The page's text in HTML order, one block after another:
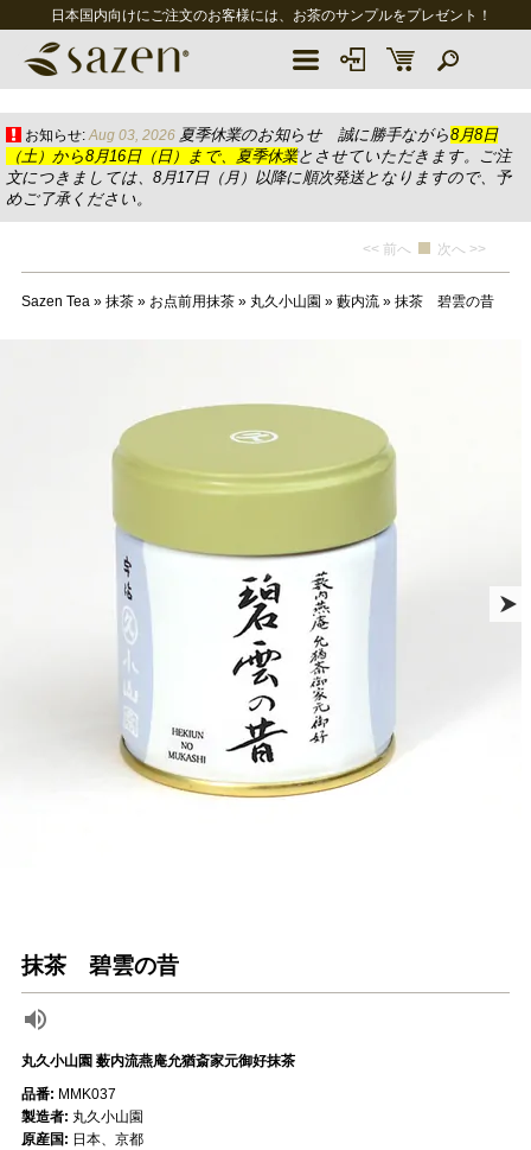
日本国内向けにご注文のお客様には、お茶のサンプルをプレゼント！
お知らせ: Aug 03, 2026 夏季休業のお知らせ 誠に勝手ながら8月8日
（土）から8月16日（日）まで、夏季休業とさせていただきます。ご注
文につきましては、8月17日（月）以降に順次発送となりますので、予
めご了承ください。
<< 前へ 次へ >>
Sazen Tea» 抹茶» お点前用抹茶» 丸久小山園 » 藪内流» 抹茶 碧雲の昔
抹茶 碧雲の昔
丸久小山園 薮内流燕庵允猶斎家元御好抹茶
品番: MMK037
製造者: 丸久小山園
原産国: 日本、京都